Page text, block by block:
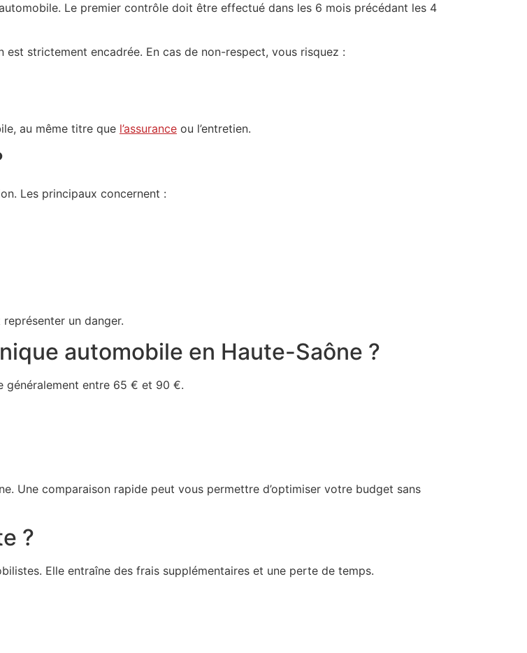
Le premier contrôle doit être effectué dans les 6 mois précédant les 4
strictement encadrée. En cas de non-respect, vous risquez :
au même titre que l’assurance ou l’entretien.
Les principaux concernent :
un danger.
automobile en Haute-Saône ?
généralement entre 65 € et 90 €.
Une comparaison rapide peut vous permettre d’optimiser votre budget sans
?
Elle entraîne des frais supplémentaires et une perte de temps.